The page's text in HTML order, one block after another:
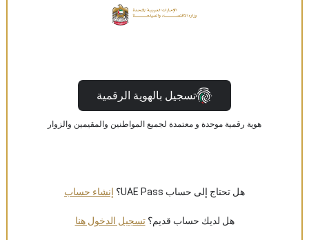
تسجيل بالهوية الرقمية
هوية رقمية موحدة و معتمدة لجميع المواطنين والمقيمين والزوار
هل تحتاج إلى حساب UAE Pass؟ إنشاء حساب
هل لديك حساب قديم؟تسجيل الدخول هنا